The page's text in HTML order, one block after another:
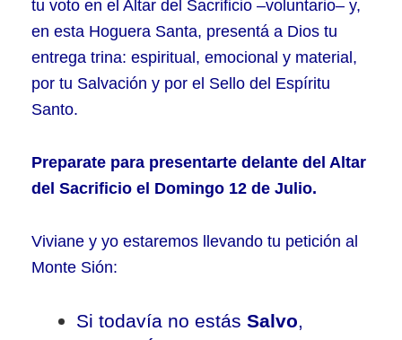
tu voto en el Altar del Sacrificio –voluntario– y,
en esta Hoguera Santa, presentá a Dios tu
entrega trina: espiritual, emocional y material,
por tu Salvación y por el Sello del Espíritu
Santo.
Preparate para presentarte delante del Altar
del Sacrificio el Domingo 12 de Julio.
Viviane y yo estaremos llevando tu petición al
Monte Sión:
Si todavía no estás Salvo,